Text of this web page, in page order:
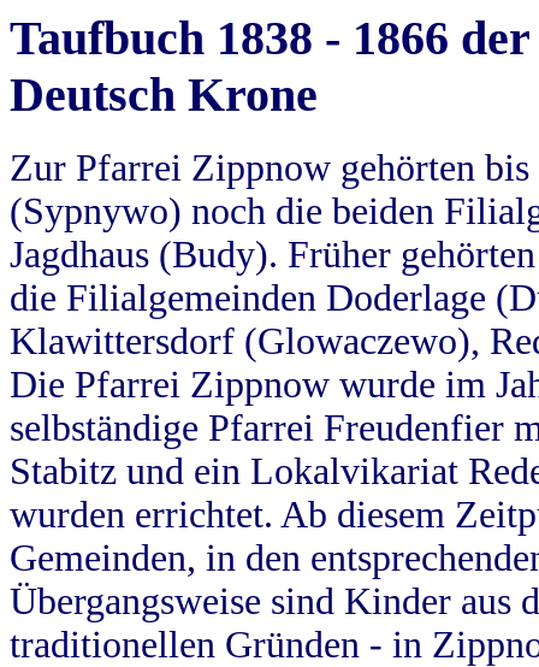
Taufbuch 1838 - 1866
Deutsch Krone
Zur Pfarrei Zippnow gehörten
(Sypnywo) noch die beiden
Jagdhaus (Budy). Früher
die Filialgemeinden Doderlage
Klawittersdorf (Glowaczewo),
Die Pfarrei Zippnow wurde im
selbständige Pfarrei Freudenfier
Stabitz und ein Lokalvikariat
wurden errichtet. Ab diesem
Gemeinden, in den
Übergangsweise sind Kinder aus
traditionellen Gründen - in